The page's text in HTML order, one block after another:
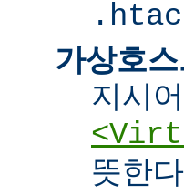
가상호
지시
뜻한